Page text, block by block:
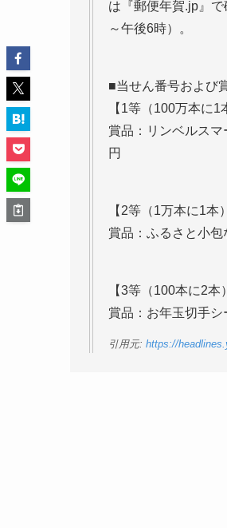
は『郵便年賀.jp』
～午後6時）。
■当せん番号および
【1等（100万本に
賞品：リンベルス
円
【2等（1万本に1
賞品：ふるさと小包
【3等（100本に2
賞品：お年玉切手シ
引用元: https://